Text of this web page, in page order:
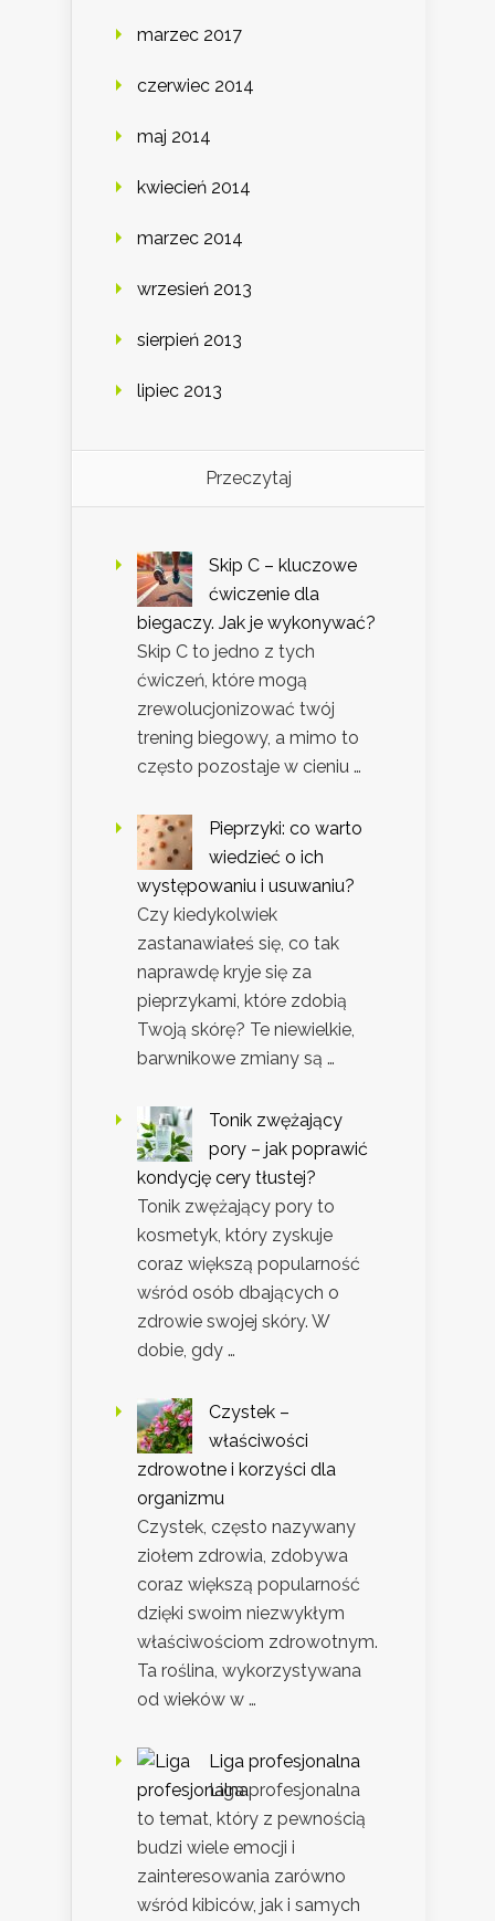
marzec 2017
czerwiec 2014
maj 2014
kwiecień 2014
marzec 2014
wrzesień 2013
sierpień 2013
lipiec 2013
Przeczytaj
Skip C – kluczowe
ćwiczenie dla
biegaczy. Jak je wykonywać?
Skip C to jedno z tych
ćwiczeń, które mogą
zrewolucjonizować twój
trening biegowy, a mimo to
często pozostaje w cieniu …
Pieprzyki: co warto
wiedzieć o ich
występowaniu i usuwaniu?
Czy kiedykolwiek
zastanawiałeś się, co tak
naprawdę kryje się za
pieprzykami, które zdobią
Twoją skórę? Te niewielkie,
barwnikowe zmiany są …
Tonik zwężający
pory – jak poprawić
kondycję cery tłustej?
Tonik zwężający pory to
kosmetyk, który zyskuje
coraz większą popularność
wśród osób dbających o
zdrowie swojej skóry. W
dobie, gdy …
Czystek –
właściwości
zdrowotne i korzyści dla
organizmu
Czystek, często nazywany
ziołem zdrowia, zdobywa
coraz większą popularność
dzięki swoim niezwykłym
właściwościom zdrowotnym.
Ta roślina, wykorzystywana
od wieków w …
Liga profesjonalna
Liga profesjonalna
to temat, który z pewnością
budzi wiele emocji i
zainteresowania zarówno
wśród kibiców, jak i samych